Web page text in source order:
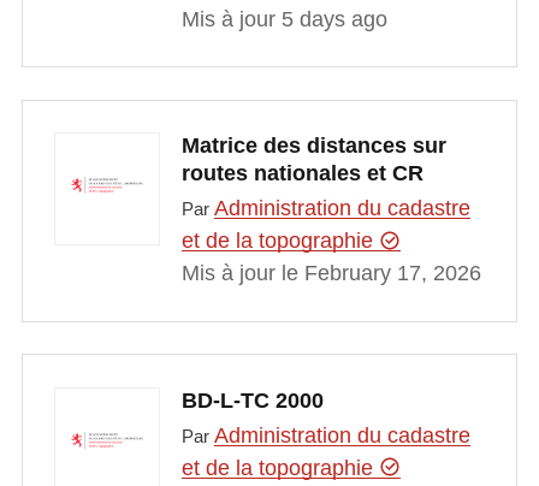
Mis à jour 5 days ago
Matrice des distances sur
routes nationales et CR
Par Administration du cadastre
et de la topographie
Mis à jour le February 17, 2026
BD-L-TC 2000
Par Administration du cadastre
et de la topographie